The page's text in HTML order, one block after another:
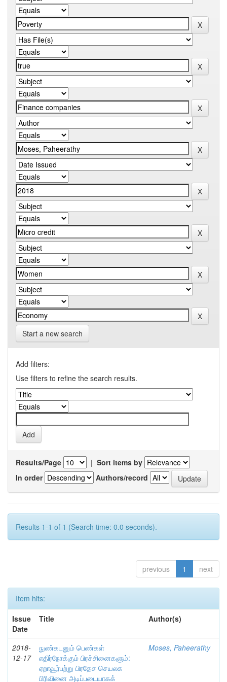
Start a new search
Add filters:
Use filters to refine the search results.
Results/Page | Sort items by
In order
Authors/record
Results 1-1 of 1 (Search time: 0.0 seconds).
previous 1 next
Item hits:
Issue
Date
Title Author(s)
2018-
12-17
நுண்கடனும் பெண்கள்
எதிர்நோக்கும் பிரச்சினைகளும்:
ஏறாவூர்பற்று பிரதேச செயலக
பிரிவினை அடிப்படையாகக்
Moses, Paheerathy